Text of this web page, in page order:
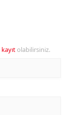
kayıt olabilirsiniz.